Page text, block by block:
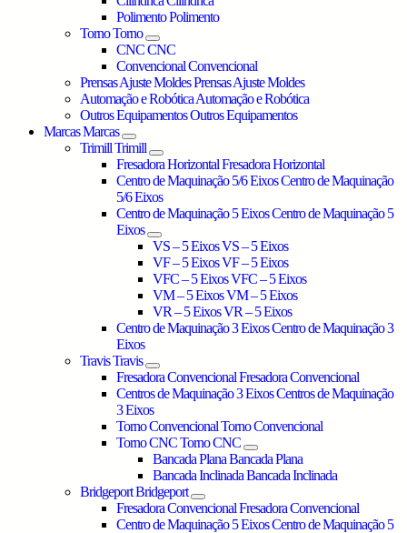
PolimentoPolimento
TornoTorno
CNCCNC
ConvencionalConvencional
Prensas Ajuste MoldesPrensas Ajuste Moldes
Automação e RobóticaAutomação e Robótica
Outros EquipamentosOutros Equipamentos
MarcasMarcas
TrimillTrimill
Fresadora HorizontalFresadora Horizontal
Centro de Maquinação 5/6 EixosCentro de Maquinação
5/6 Eixos
Centro de Maquinação 5 EixosCentro de Maquinação 5
Eixos
VS – 5 EixosVS – 5 Eixos
VF – 5 EixosVF – 5 Eixos
VFC – 5 EixosVFC – 5 Eixos
VM – 5 EixosVM – 5 Eixos
VR – 5 EixosVR – 5 Eixos
Centro de Maquinação 3 EixosCentro de Maquinação 3
Eixos
TravisTravis
Fresadora ConvencionalFresadora Convencional
Centros de Maquinação 3 EixosCentros de Maquinação
3 Eixos
Torno ConvencionalTorno Convencional
Torno CNCTorno CNC
Bancada PlanaBancada Plana
Bancada InclinadaBancada Inclinada
BridgeportBridgeport
Fresadora ConvencionalFresadora Convencional
Centro de Maquinação 5 EixosCentro de Maquinação 5